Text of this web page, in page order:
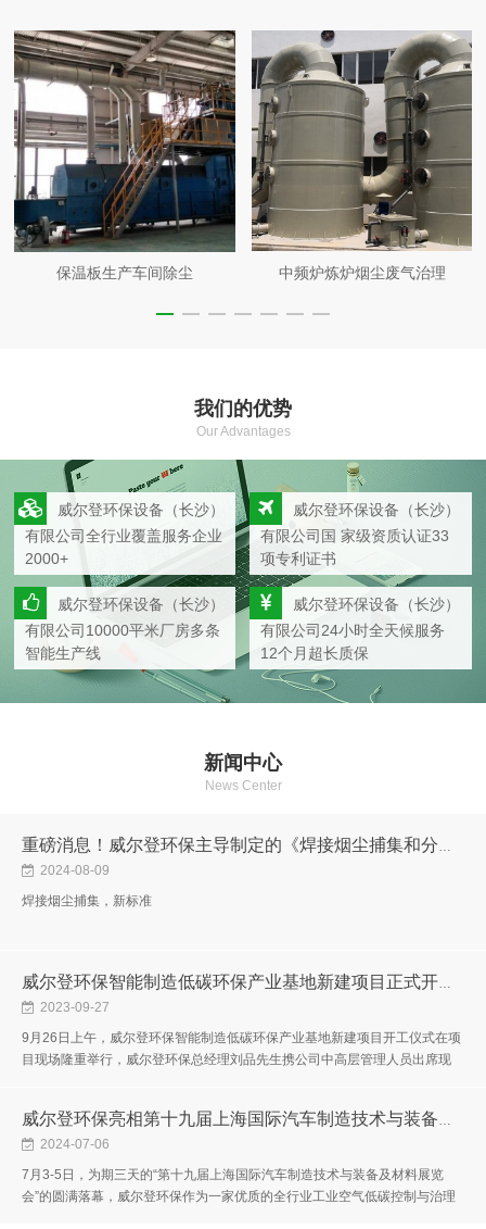
保温板生产车间除尘 中频炉炼炉烟尘废气治理
我们的优势
Our Advantages
威尔登环保设备（长沙）
有限公司全行业覆盖服务企业
2000+
威尔登环保设备（长沙）
有限公司国 家级资质认证33
项专利证书
威尔登环保设备（长沙）
有限公司10000平米厂房多条
智能生产线
威尔登环保设备（长沙）
有限公司24小时全天候服务
12个月超长质保
新闻中心
News Center
重磅消息！威尔登环保主导制定的《焊接烟尘捕集和分离设备》新国标，11月1日起实施
2024-08-09
焊接烟尘捕集，新标准
威尔登环保智能制造低碳环保产业基地新建项目正式开工！
2023-09-27
9月26日上午，威尔登环保智能制造低碳环保产业基地新建项目开工仪式在项
目现场隆重举行，威尔登环保总经理刘品先生携公司中高层管理人员出席现
威尔登环保亮相第十九届上海国际汽车制造技术与装备及材料展览会！
2024-07-06
7月3-5日，为期三天的“第十九届上海国际汽车制造技术与装备及材料展览
会”的圆满落幕，威尔登环保作为一家优质的全行业工业空气低碳控制与治理